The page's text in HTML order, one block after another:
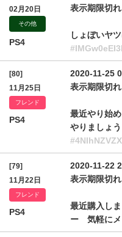
02月20日
その他
PS4
表示期限切れ
しょぼいヤ
[80]
11月25日
フレンド
PS4
2020-11-25
表示期限切れ
最近やり始
やりましょ
[79]
11月22日
フレンド
PS4
2020-11-22
表示期限切れ
最近購入し
ー 気軽にメ